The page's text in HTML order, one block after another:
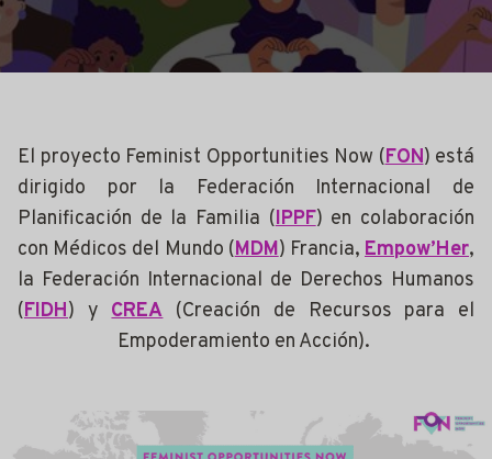
El proyecto Feminist Opportunities Now (FON) está
dirigido por la Federación Internacional de
Planificación de la Familia (IPPF) en colaboración
con Médicos del Mundo (MDM) Francia,Empow’Her,
la Federación Internacional de Derechos Humanos
(FIDH) yCREA(Creación de Recursos para el
Empoderamiento en Acción).